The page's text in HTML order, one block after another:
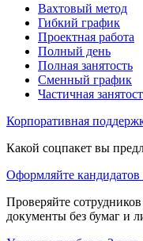
Вахтовый метод
Гибкий график
Проектная работа
Полный день
Полная занятость
Сменный график
Частичная
Корпоративная
Какой соцпакет вы
Оформляйте кандидатов
Проверяйте
документы без бумаг и